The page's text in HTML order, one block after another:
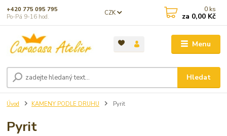
Menu
CZK
Hledat
+420 775 095 795
Po-Pá 9-16 hod.
0 ks
za 0,00 Kč
Úvod KAMENY PODLE DRUHU Pyrit
Pyrit